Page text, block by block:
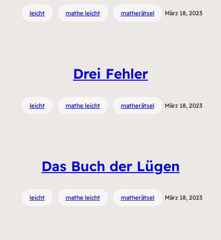
leicht mathe leicht matherätsel März 18, 2023
Drei Fehler
leicht mathe leicht matherätsel März 18, 2023
Das Buch der Lügen
leicht mathe leicht matherätsel März 18, 2023